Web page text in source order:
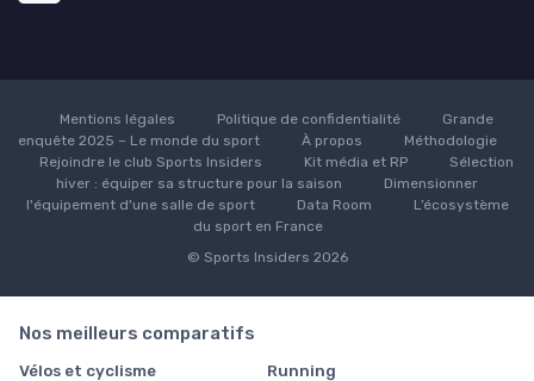
Mentions légales Politique de confidentialité
Grande
enquête 2025 – Le monde du sport
À propos
Méthodologie
Rejoindre le club Sports Insiders
Kit média et RP
Sélection
hiver : équiper sa structure pour la saison
Dimensionner
l'équipement d'une salle de sport
Data Room
L’écosystème
du sport en France
© Sports Insiders 2026
Nos meilleurs comparatifs
Vélos et cyclisme Running